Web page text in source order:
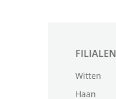
FILIALEN
Witten
Haan